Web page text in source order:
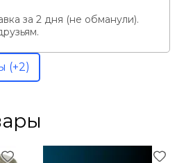
за 2 дня (не обманули).
(+2)